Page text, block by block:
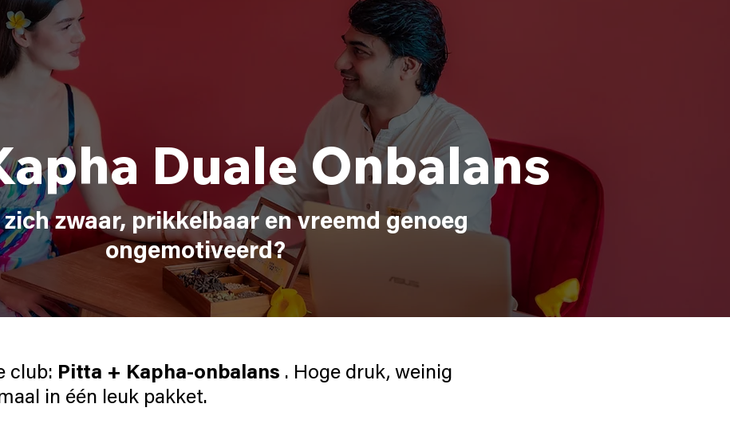
Duale Onbalans
zich zwaar, prikkelbaar en vreemd genoeg
ongemotiveerd?
club: Pitta + Kapha-onbalans . Hoge druk, weinig
in één leuk pakket.